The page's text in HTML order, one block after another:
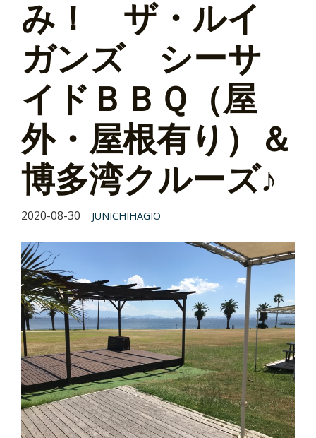
み！ ザ・ルイ
ガンズ シーサ
イドＢＢＱ（屋
外・屋根有り）＆
博多湾クルーズ♪
2020-08-30 JUNICHIHAGIO